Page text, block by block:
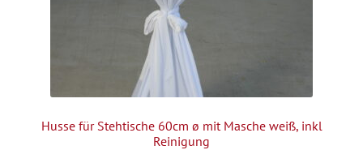
Husse für Stehtische 60cm ø mit Masche weiß, inkl
Reinigung